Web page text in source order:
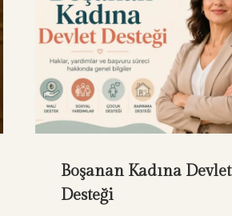
Boşanan Kadına Devlet
Desteği